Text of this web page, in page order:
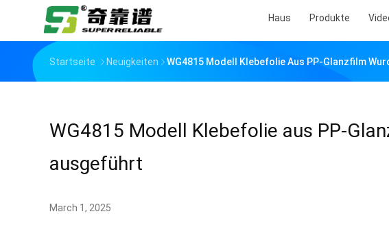
Haus Produkte
Startseite Neuigkeiten WG4815 Modell Klebefolie Aus PP-Glanzfilm
WG4815 Modell Klebefolie aus PP-
ausgeführt
March 1, 2025